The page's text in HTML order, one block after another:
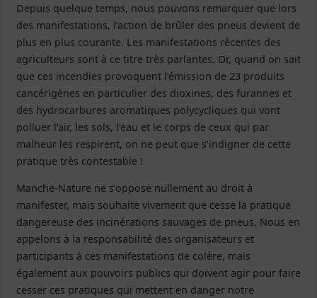
Depuis quelque temps, nous pouvons remarquer que lors
des manifestations, l’action de brûler des pneus devient de
plus en plus courante. Les manifestations récentes des
agriculteurs sont à ce titre très parlantes. Or, quand on sait
que ces incendies provoquent l’émission de 23 produits
cancérigènes en particulier des dioxines, des furannes et
des hydrocarbures aromatiques polycycliques qui vont
polluer l’air, les sols, l’eau et le corps de ceux qui par
malheur les respirent, on ne peut que s’indigner de cette
pratique très contestable !
Manche-Nature ne s’oppose nullement au droit à
manifester, mais souhaite vivement que cesse la pratique
dangereuse des incinérations sauvages de pneus. Nous en
appelons à la responsabilité des organisateurs et
participants à ces manifestations de colère, mais
également aux pouvoirs publics qui doivent agir pour faire
cesser ces pratiques qui mettent en danger notre